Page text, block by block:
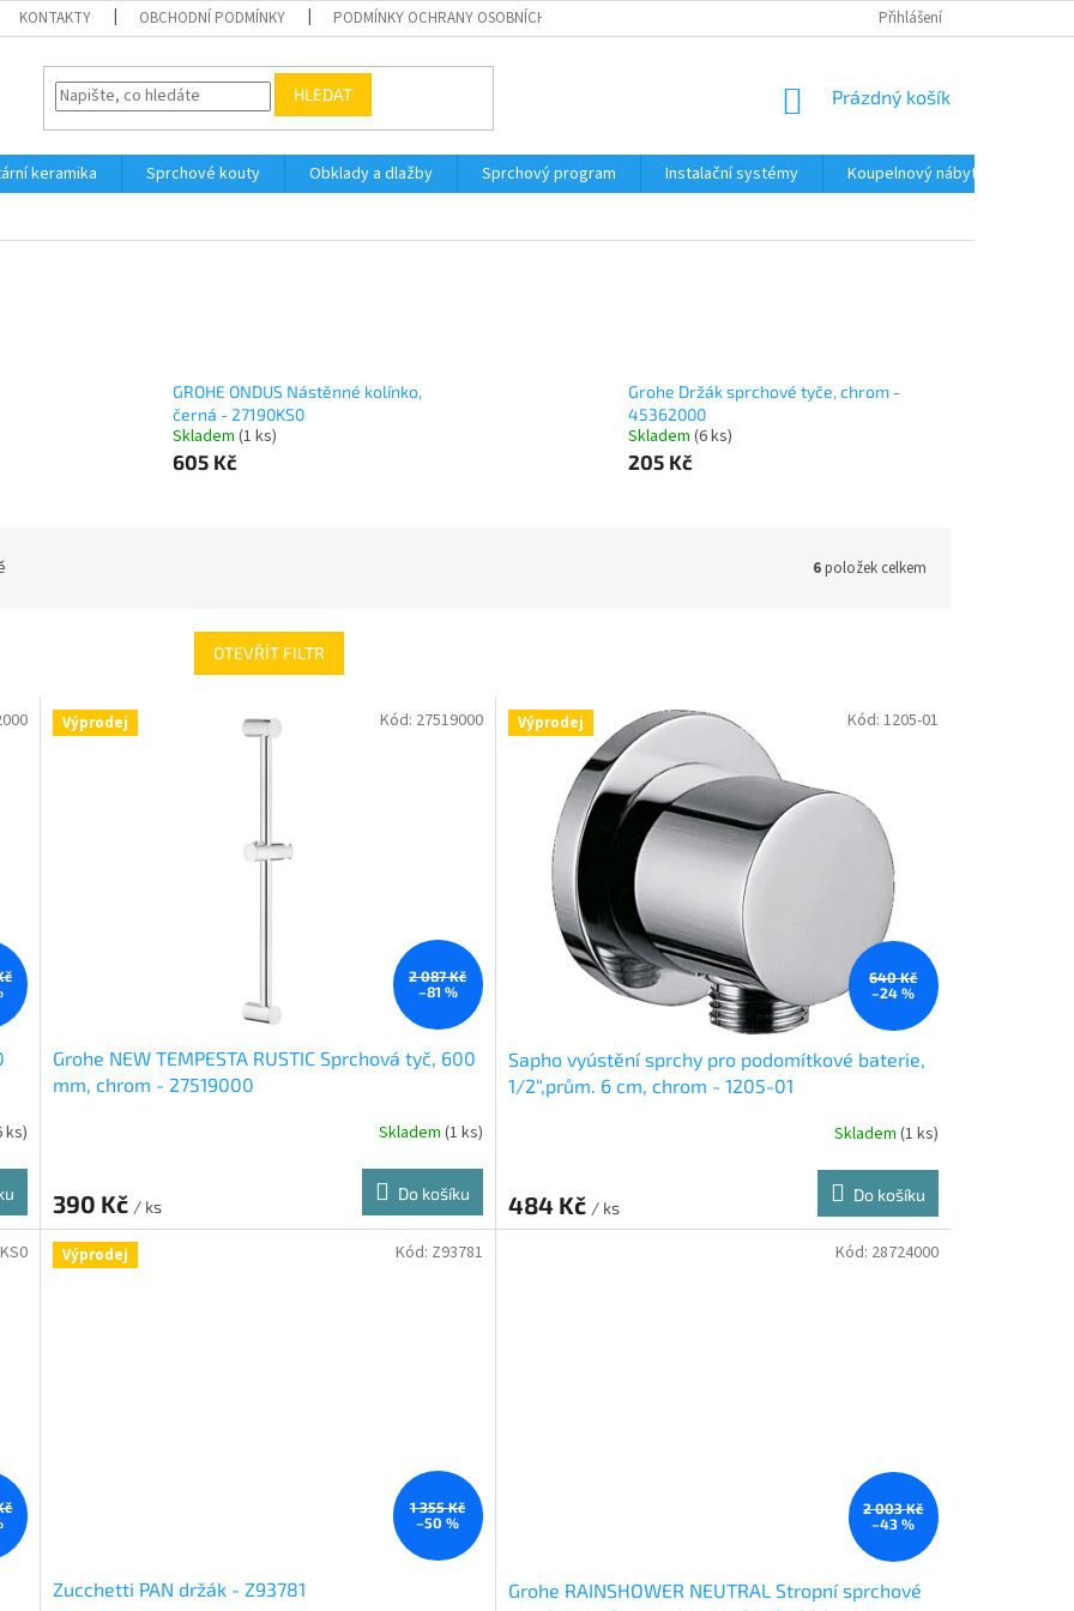
KONTAKTY OBCHODNÍ PODMÍNKY PODMÍNKY OCHRANY OSOBNÍCH ÚDAJŮ Přihlášení
HLEDAT
NÁKUPNÍ
Prázdný košík
keramika Sprchové kouty Obklady a dlažby Sprchový program Instalační systémy Koupelnový nábytek
GROHE ONDUS Nástěnné kolínko,
černá - 27190KS0
Skladem(1 ks)
605 Kč
Grohe Držák sprchové tyče, chrom -
45362000
Skladem (6 ks)
205 Kč
6položek celkem
OTEVŘÍT FILTR
ks)
Výprodej
2 087 Kč
–81 %
Grohe NEW TEMPESTA RUSTIC Sprchová tyč, 600
mm, chrom - 27519000
Skladem (1 ks)
390 Kč / ks
Do košíku
Kód: 27519000 Výprodej
640 Kč
–24 %
Sapho vyústění sprchy pro podomítkové baterie,
1/2“,prům. 6 cm, chrom - 1205-01
Skladem (1 ks)
484 Kč / ks
Do košíku
Kód: 1205-01
Výprodej
1 355 Kč
–50 %
Zucchetti PAN držák - Z93781
Kód: Z93781
2 003 Kč
–43 %
Grohe RAINSHOWER NEUTRAL Stropní sprchové
Kód: 28724000